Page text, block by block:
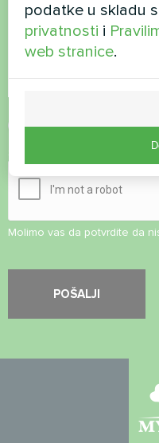
PrihvatiPravila o
Molimo vas da potvrdite da
podatke u skladu
privatnosti i
web stranice.